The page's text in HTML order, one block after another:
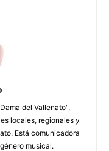
del Vallenato",
locales, regionales y
Está comunicadora
musical.